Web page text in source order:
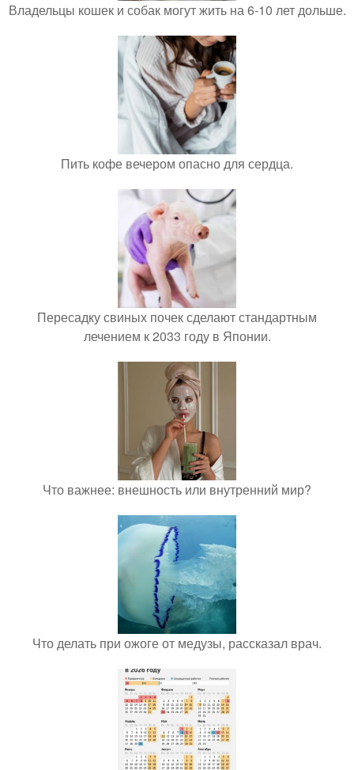
Владельцы кошек и собак могут жить на 6-10 лет дольше.
Пить кофе вечером опасно для сердца.
Пересадку свиных почек сделают стандартным
лечением к 2033 году в Японии.
Что важнее: внешность или внутренний мир?
Что делать при ожоге от медузы, рассказал врач.